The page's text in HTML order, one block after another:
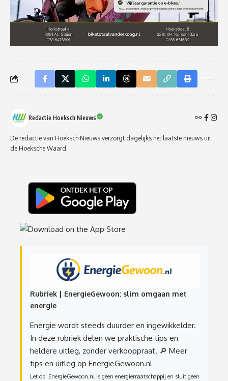
Redactie Hoeksch Nieuws
De redactie van Hoeksch Nieuws verzorgt dagelijks het laatste nieuws uit
de Hoeksche Waard.
Rubriek | EnergieGewoon: slim omgaan met
energie
Energie wordt steeds duurder en ingewikkelder.
In deze rubriek delen we praktische tips en
heldere uitleg, zonder verkooppraat. 🔎 Meer
tips en uitleg op EnergieGewoon.nl
Let op: EnergieGewoon.nl is geen energiemaatschappij en sluit geen